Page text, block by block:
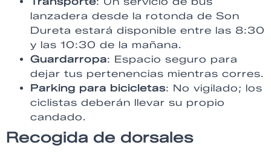
lanzadera desde la rotonda de Son
Dureta estará disponible entre las 8:30
y las 10:30 de la mañana.
Guardarropa: Espacio seguro para
dejar tus pertenencias mientras corres.
Parking para bicicletas: No vigilado; los
ciclistas deberán llevar su propio
candado.
Recogida de dorsales